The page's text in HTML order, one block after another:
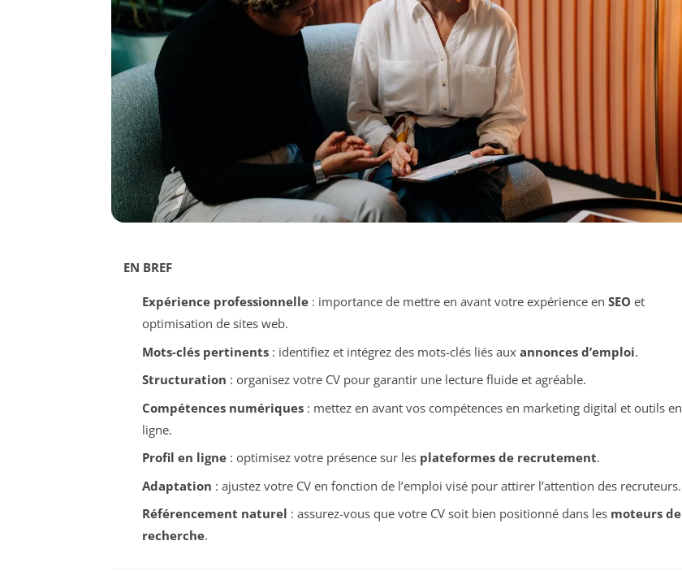
EN BREF
Expérience professionnelle: importance de mettre en avant votre expérience en SEO et
optimisation de sites web.
Mots-clés pertinents: identifiez et intégrez des mots-clés liés aux annonces d’emploi.
Structuration : organisez votre CV pour garantir une lecture fluide et agréable.
Compétences numériques: mettez en avant vos compétences en marketing digital et outils en
ligne.
Profil en ligne: optimisez votre présence sur les plateformes de recrutement.
Adaptation : ajustez votre CV en fonction de l’emploi visé pour attirer l’attention des recruteurs.
Référencement naturel : assurez-vous que votre CV soit bien positionné dans les moteurs de
recherche.